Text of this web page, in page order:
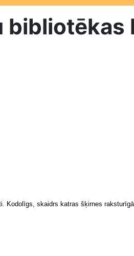
skaidrs katras šķirnes